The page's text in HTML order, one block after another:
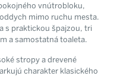
vnútrobloku,
mimo ruchu mesta.
s praktickou špajzou, tri
a samostatná toaleta.
stropy a drevené
charakter klasického